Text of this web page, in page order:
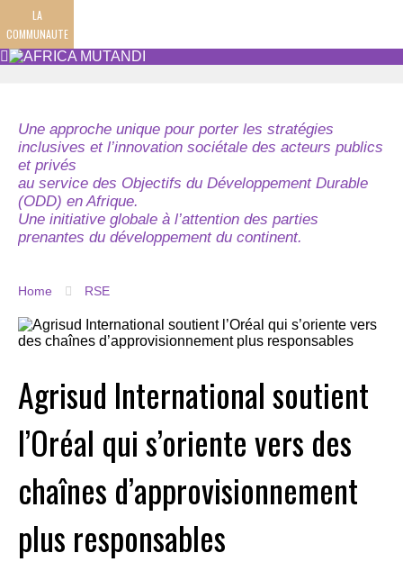
LA
COMMUNAUTE
Une approche unique pour porter les stratégies
inclusives et l’innovation sociétale des acteurs publics
et privés
au service des Objectifs du Développement Durable
(ODD) en Afrique.
Une initiative globale à l’attention des parties
prenantes du développement du continent.
Home RSE
Agrisud International soutient
l’Oréal qui s’oriente vers des
chaînes d’approvisionnement
plus responsables